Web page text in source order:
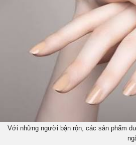
Với những người bận rộn, các sản phẩm